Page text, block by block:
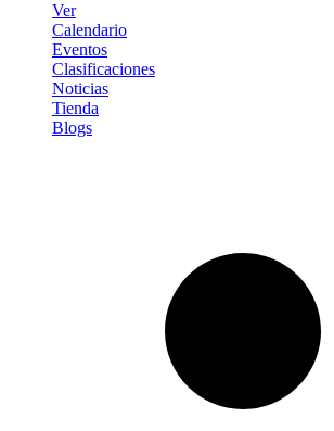
Ver
Calendario
Eventos
Clasificaciones
Noticias
Tienda
Blogs